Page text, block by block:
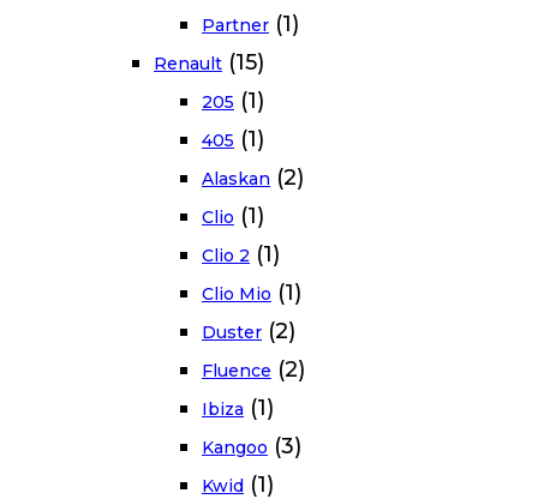
Partner (1)
Renault (15)
205 (1)
405 (1)
Alaskan (2)
Clio (1)
Clio 2 (1)
Clio Mio (1)
Duster (2)
Fluence (2)
Ibiza (1)
Kangoo (3)
Kwid (1)